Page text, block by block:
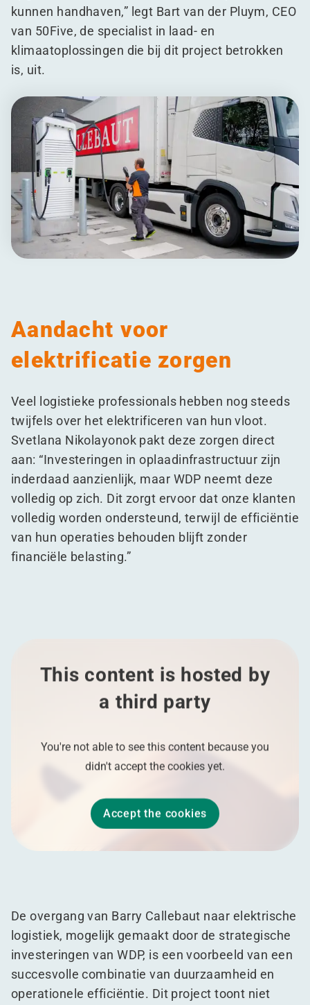
kunnen handhaven,” legt Bart van der Pluym, CEO
van 50Five, de specialist in laad- en
klimaatoplossingen die bij dit project betrokken
is, uit.
Aandacht voor
elektrificatie zorgen
Veel logistieke professionals hebben nog steeds
twijfels over het elektrificeren van hun vloot.
Svetlana Nikolayonok pakt deze zorgen direct
aan: “Investeringen in oplaadinfrastructuur zijn
inderdaad aanzienlijk, maar WDP neemt deze
volledig op zich. Dit zorgt ervoor dat onze klanten
volledig worden ondersteund, terwijl de efficiëntie
van hun operaties behouden blijft zonder
financiële belasting.”
This content is hosted by
a third party
You're not able to see this content because you
didn't accept the cookies yet.
Accept the cookies
De overgang van Barry Callebaut naar elektrische
logistiek, mogelijk gemaakt door de strategische
investeringen van WDP, is een voorbeeld van een
succesvolle combinatie van duurzaamheid en
operationele efficiëntie. Dit project toont niet